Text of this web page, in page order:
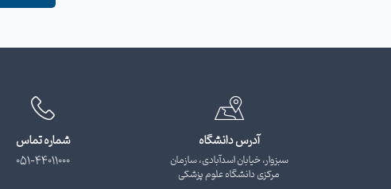
آدرس دانشگاه
سبزوار، خیابان اسدآبادی، سازمان
مرکزی دانشگاه علوم پزشکی
شماره تماس
051-44011000